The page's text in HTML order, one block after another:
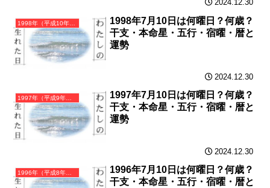
2024.12.30
1998年（平成10年）戊寅（つちのえとら）・寅年（とら年）カレンダー（月曜はじまり）
1998年7月10日は何曜日？何歳？
干支・本命星・五行・宿曜・暦と
運勢
2024.12.30
1997年（平成9年）丁丑（ひのとうし）・丑年（うし年）カレンダー（月曜はじまり）
1997年7月10日は何曜日？何歳？
干支・本命星・五行・宿曜・暦と
運勢
2024.12.30
1996年（平成8年）丙子（ひのえね）・子年（ねずみ年）カレンダー（月曜はじまり）
1996年7月10日は何曜日？何歳？
干支・本命星・五行・宿曜・暦と